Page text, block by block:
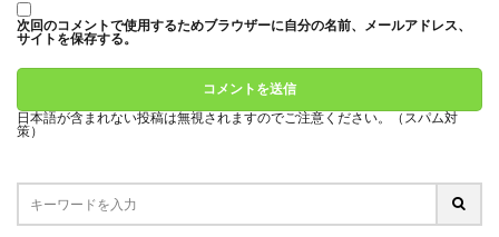
次回のコメントで使用するためブラウザーに自分の名前、メールアドレス、
サイトを保存する。
日本語が含まれない投稿は無視されますのでご注意ください。（スパム対
策）